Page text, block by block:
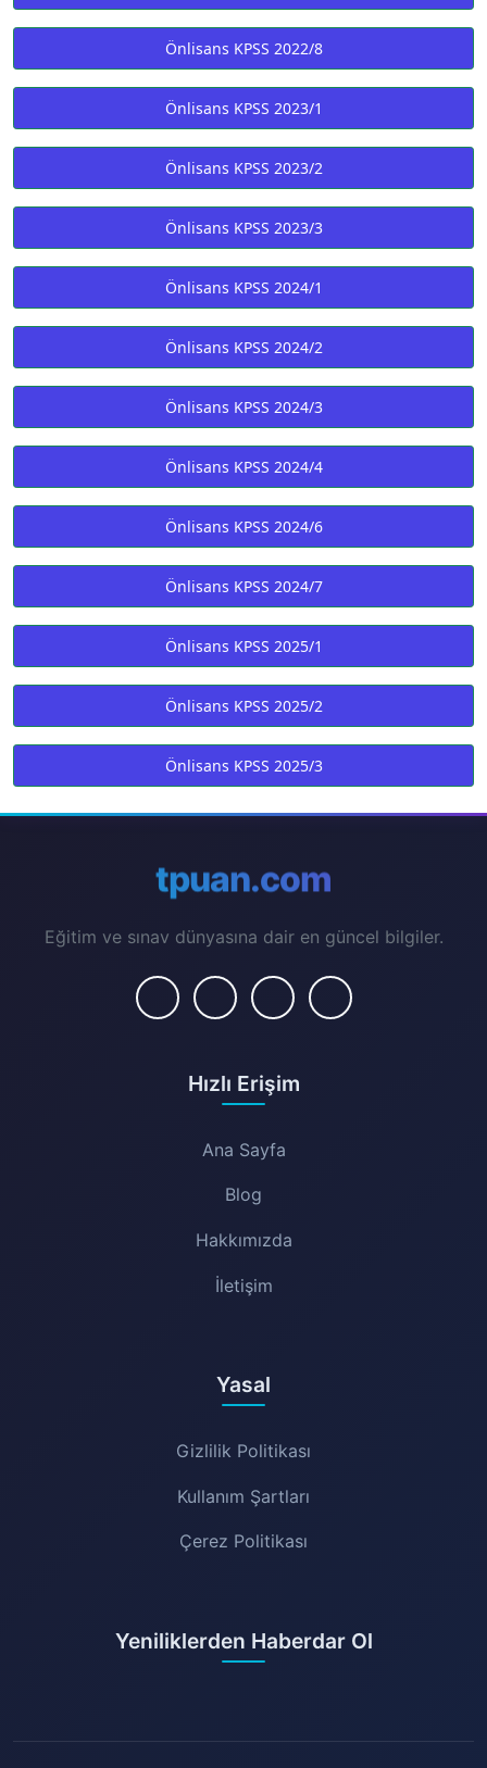
Önlisans KPSS 2022/8
Önlisans KPSS 2023/1
Önlisans KPSS 2023/2
Önlisans KPSS 2023/3
Önlisans KPSS 2024/1
Önlisans KPSS 2024/2
Önlisans KPSS 2024/3
Önlisans KPSS 2024/4
Önlisans KPSS 2024/6
Önlisans KPSS 2024/7
Önlisans KPSS 2025/1
Önlisans KPSS 2025/2
Önlisans KPSS 2025/3
tpuan.com
Eğitim ve sınav dünyasına dair en güncel bilgiler.
Hızlı Erişim
Ana Sayfa
Blog
Hakkımızda
İletişim
Yasal
Gizlilik Politikası
Kullanım Şartları
Çerez Politikası
Yeniliklerden Haberdar Ol